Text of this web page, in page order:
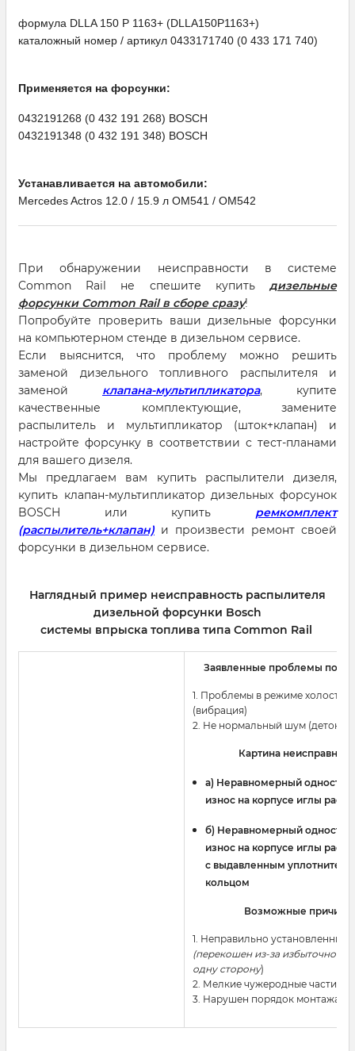
формула DLLA 150 P 1163+ (DLLA150P1163+)
каталожный номер / артикул 0433171740 (0 433 171 740)
Применяется на форсунки:
0432191268 (0 432 191 268) BOSCH
0432191348 (0 432 191 348) BOSCH
Устанавливается на автомобили:
Mercedes Actros 12.0 / 15.9 л OM541 / OM542
При обнаружении неисправности в системе
Common Rail не спешите купить дизельные
форсунки Common Rail в сборе сразу!
Попробуйте проверить ваши дизельные форсунки
на компьютерном стенде в дизельном сервисе.
Если выяснится, что проблему можно решить
заменой дизельного топливного распылителя и
заменой клапана-мультипликатора, купите
качественные комплектующие, замените
распылитель и мультипликатор (шток+клапан) и
настройте форсунку в соответствии с тест-планами
для вашего дизеля.
Мы предлагаем вам купить распылители дизеля,
купить клапан-мультипликатор дизельных форсунок
BOSCH или купить ремкомплект
(распылитель+клапан) и произвести ремонт своей
форсунки в дизельном сервисе.
Наглядный пример неисправность распылителя
дизельной форсунки Bosch
системы впрыска топлива типа Common Rail
Заявленные проблемы
1. Проблемы в режиме
(вибрация)
2. Не нормальный шум
Картина
a) Неравномерный
износ на корпусе иглы
б) Неравномерный
износ на корпусе иглы
с выдавленным
кольцом
Возможные причины
1. Неправильно установленный
(перекошен из-за избыточного
одну сторону)
2. Мелкие чужеродные частицы
3. Нарушен порядок монтажа